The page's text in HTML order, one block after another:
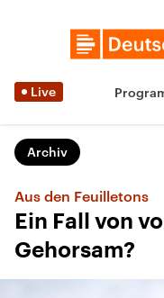
Live
Archiv
Aus den Feuilletons
Ein Fall von
Gehorsam?